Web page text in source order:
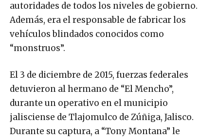
autoridades de todos los niveles de gobierno.
Además, era el responsable de fabricar los
vehículos blindados conocidos como
“monstruos”.
El 3 de diciembre de 2015, fuerzas federales
detuvieron al hermano de “El Mencho”,
durante un operativo en el municipio
jalisciense de Tlajomulco de Zúñiga, Jalisco.
Durante su captura, a “Tony Montana” le